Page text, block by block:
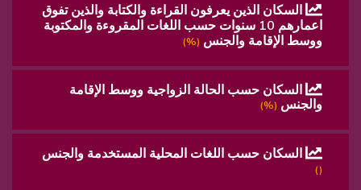
السكان الذين يعرفون القراءة والكتابة والذين تفوق
اعمارهم 10 سنوات حسب اللغات المقروءة والمكتوبة
ووسط الإقامة والجنس (%)
السكان حسب الحالة الزواجية ووسط الإقامة
والجنس (%)
السكان حسب اللغات المحلية المستخدمة والجنس
()